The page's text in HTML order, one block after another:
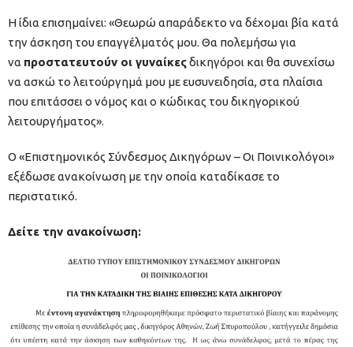
Η ίδια επισημαίνει: «Θεωρώ απαράδεκτο να δέχομαι βία κατά
την άσκηση του επαγγέλματός μου. Θα πολεμήσω για
να προστατευτούν οι γυναίκεςδικηγόροι και θα συνεχίσω
να ασκώ το λειτούργημά μου με ευσυνειδησία, στα πλαίσια
που επιτάσσει ο νόμος και ο κώδικας του δικηγορικού
λειτουργήματος».
Ο «Επιστημονικός Σύνδεσμος Δικηγόρων – Οι Ποινικολόγοι»
εξέδωσε ανακοίνωση με την οποία καταδίκασε το
περιστατικό.
Δείτε την ανακοίνωση: